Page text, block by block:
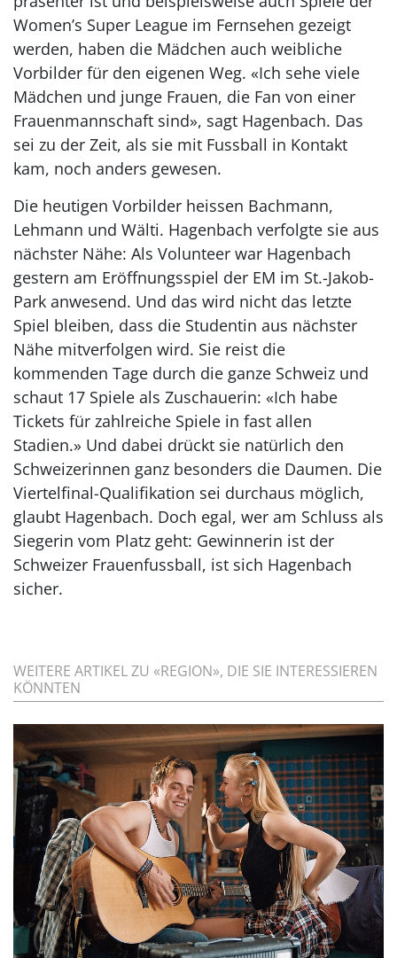
Women’s Super League im Fernsehen gezeigt
werden, haben die Mädchen auch weibliche
Vorbilder für den eigenen Weg. «Ich sehe viele
Mädchen und junge Frauen, die Fan von ­einer
Frauenmannschaft sind», sagt Hagenbach. Das
sei zu der Zeit, als sie mit Fussball in Kontakt
kam, noch anders gewesen.
Die heutigen Vorbilder heissen Bachmann,
Lehmann und Wälti. Hagenbach verfolgte sie aus
nächster Nähe: Als Volunteer war Hagenbach
gestern am Eröffnungsspiel der EM im St.-Jakob-
Park anwesend. Und das wird nicht das letzte
Spiel bleiben, dass die Studentin aus nächster
Nähe mitverfolgen wird. Sie reist die
kommenden Tage durch die ganze Schweiz und
schaut 17 Spiele als Zuschauerin: «Ich habe
Tickets für zahlreiche Spiele in fast allen
Stadien.» Und dabei drückt sie natürlich den
Schweizerinnen ganz besonders die Daumen. Die
Viertelfinal-Qualifikation sei durchaus möglich,
glaubt Hagenbach. Doch egal, wer am Schluss als
Siegerin vom Platz geht: Gewinnerin ist der
Schweizer Frauenfussball, ist sich Hagenbach
sicher.
WEITERE ARTIKEL ZU «REGION», DIE SIE INTERESSIEREN
KÖNNTEN